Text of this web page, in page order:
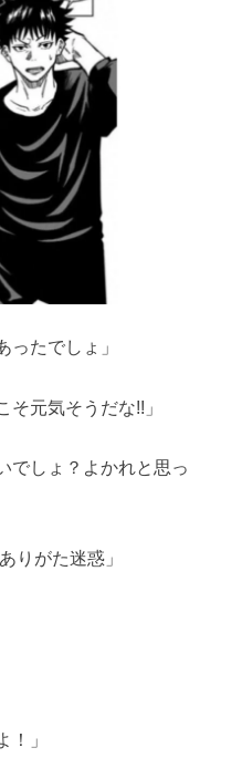
ったでしょ」
元気そうだな!!」
でしょ？よかれと思っ
りがた迷惑」
！」